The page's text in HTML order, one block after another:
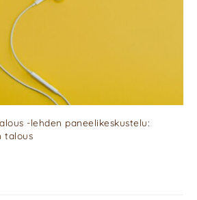
-lehden paneelikeskustelu:
talous